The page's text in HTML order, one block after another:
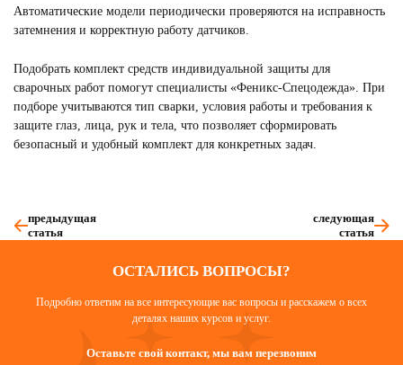
Автоматические модели периодически проверяются на исправность
затемнения и корректную работу датчиков.
Подобрать комплект средств индивидуальной защиты для
сварочных работ помогут специалисты «Феникс-Спецодежда». При
подборе учитываются тип сварки, условия работы и требования к
защите глаз, лица, рук и тела, что позволяет сформировать
безопасный и удобный комплект для конкретных задач.
предыдущая
статья
следующая
статья
ОСТАЛИСЬ ВОПРОСЫ?
Подробно ответим на все интересующие вас вопросы и расскажем о всех
деталях наших курсов и услуг.
Оставьте свой контакт, мы вам перезвоним